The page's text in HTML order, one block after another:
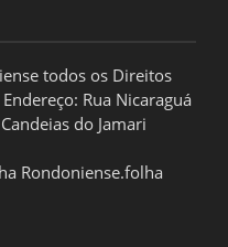
todos os Direitos
Rua Nicaraguá
do Jamari
Rondoniense.folha